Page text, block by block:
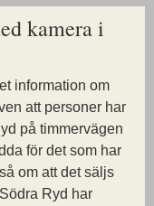
kamera i
information om
att personer har
på timmervägen
för det som har
om att det säljs
Ryd har